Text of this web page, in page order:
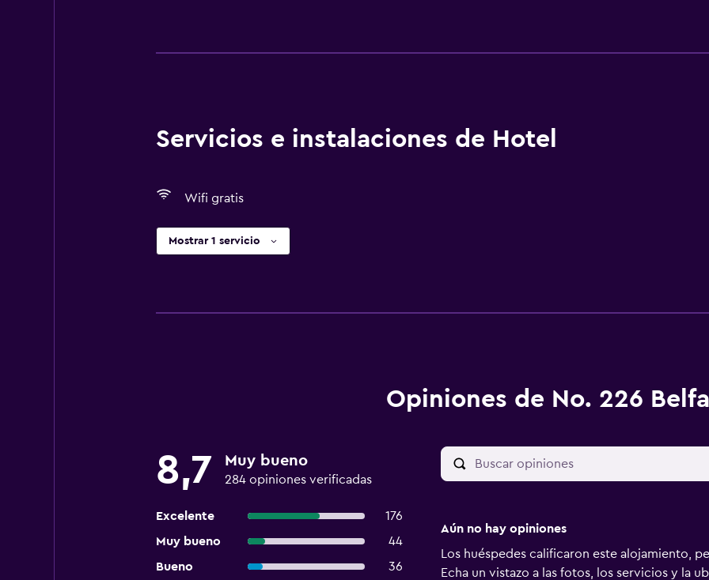
Servicios e instalaciones de Hotel
Wifi gratis
Mostrar 1 servicio
Opiniones de No. 226
8,7 Muy bueno
284 opiniones verificadas
Excelente
176
Muy bueno
44
Bueno
36
Aún no hay opiniones
Los huéspedes calificaron este alojamiento,
Echa un vistazo a las fotos, los servicios y la